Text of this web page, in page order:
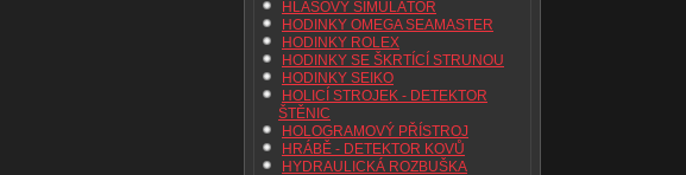
HLASOVÝ SIMULÁTOR
HODINKY OMEGA SEAMASTER
HODINKY ROLEX
HODINKY SE ŠKRTÍCÍ STRUNOU
HODINKY SEIKO
HOLICÍ STROJEK - DETEKTOR
ŠTĚNIC
HOLOGRAMOVÝ PŘÍSTROJ
HRÁBĚ - DETEKTOR KOVŮ
HYDRAULICKÁ ROZBUŠKA